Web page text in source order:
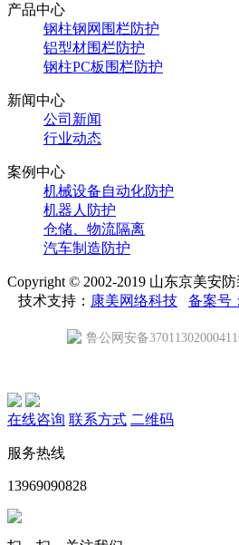
产品中心
钢柱钢网围栏防护
铝型材围栏防护
钢柱PC板围栏防护
新闻中心
公司新闻
行业动态
案例中心
机械设备自动化防护
机器人防护
仓储、物流隔离
汽车制造防护
Copyright © 2002-2019 山东京美安
技术支持： 康美网络科技 备案号
鲁公网安备
在线咨询 联系方式 二维码
服务热线
13969090828